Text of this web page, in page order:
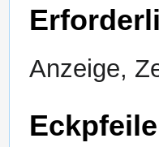
Anzeige,